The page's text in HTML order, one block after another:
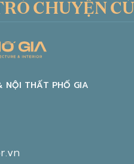
CHUYỆN
NỘI THẤT PHỐ GIA